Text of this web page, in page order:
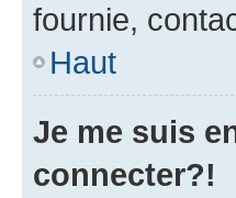
fournie,
Haut
Je me suis
connecter?!